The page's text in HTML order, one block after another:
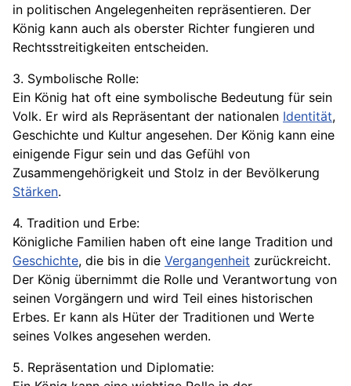
in politischen Angelegenheiten repräsentieren. Der
König kann auch als oberster Richter fungieren und
Rechtsstreitigkeiten entscheiden.
3. Symbolische Rolle:
Ein König hat oft eine symbolische Bedeutung für sein
Volk. Er wird als Repräsentant der nationalen Identität,
Geschichte und Kultur angesehen. Der König kann eine
einigende Figur sein und das Gefühl von
Zusammengehörigkeit und Stolz in der Bevölkerung
Stärken.
4. Tradition und Erbe:
Königliche Familien haben oft eine lange Tradition und
Geschichte, die bis in die Vergangenheit zurückreicht.
Der König übernimmt die Rolle und Verantwortung von
seinen Vorgängern und wird Teil eines historischen
Erbes. Er kann als Hüter der Traditionen und Werte
seines Volkes angesehen werden.
5. Repräsentation und Diplomatie: